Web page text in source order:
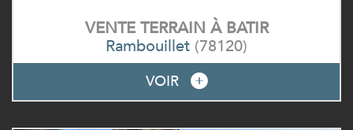
VENTE TERRAIN À BATIR
Rambouillet (78120)
VOIR